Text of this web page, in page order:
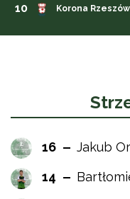
10 Korona Rzeszów
16 Jakub
14